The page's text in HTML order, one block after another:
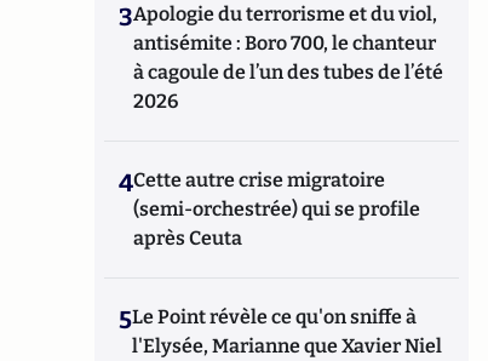
3Apologie du terrorisme et du viol,
antisémite : Boro 700, le chanteur
à cagoule de l’un des tubes de l’été
2026
4Cette autre crise migratoire
(semi-orchestrée) qui se profile
après Ceuta
5Le Point révèle ce qu'on sniffe à
l'Elysée, Marianne que Xavier Niel